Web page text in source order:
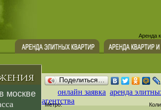
Аренда
москве
Поделиться…
онлайн заявка аренда
агентства
Метро: